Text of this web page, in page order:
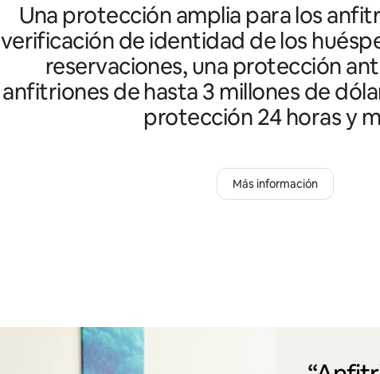
Una protección amplia para los
verificación de identidad de los
reservaciones, una protección
anfitriones de hasta 3 millones de
protección 24 horas y
Más información